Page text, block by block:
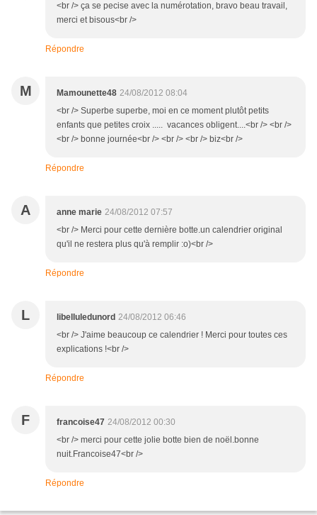
<br /> ça se pecise avec la numérotation, bravo beau travail,
merci et bisous<br />
Répondre
M Mamounette48 24/08/2012 08:04
<br /> Superbe superbe, moi en ce moment plutôt petits
enfants que petites croix ..... vacances obligent....<br /> <br />
<br /> bonne journée<br /> <br /> <br /> biz<br />
Répondre
A anne marie 24/08/2012 07:57
<br /> Merci pour cette dernière botte.un calendrier original
qu'il ne restera plus qu'à remplir :o)<br />
Répondre
L libelluledunord 24/08/2012 06:46
<br /> J'aime beaucoup ce calendrier ! Merci pour toutes ces
explications !<br />
Répondre
F francoise47 24/08/2012 00:30
<br /> merci pour cette jolie botte bien de noël.bonne
nuit.Francoise47<br />
Répondre